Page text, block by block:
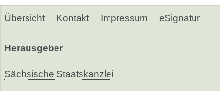
Übersicht Kontakt Impressum eSignatur
Herausgeber
Sächsische Staatskanzlei